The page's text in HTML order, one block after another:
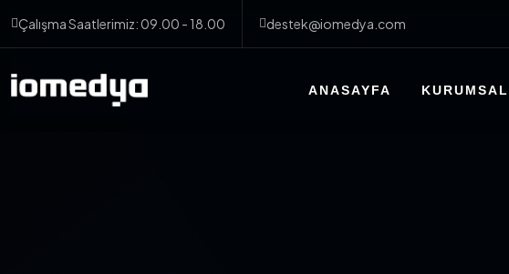
Çalışma Saatlerimiz: 09.00 - 18.00 destek@iomedya.com
ANASAYFA KURUMSAL